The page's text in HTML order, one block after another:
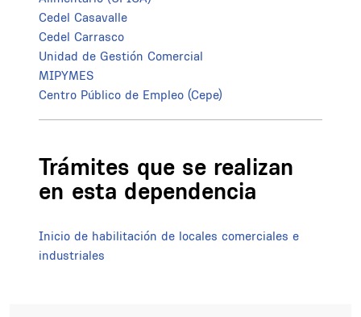
Cedel Casavalle
Cedel Carrasco
Unidad de Gestión Comercial
MIPYMES
Centro Público de Empleo (Cepe)
Trámites que se realizan
en esta dependencia
Inicio de habilitación de locales comerciales e
industriales